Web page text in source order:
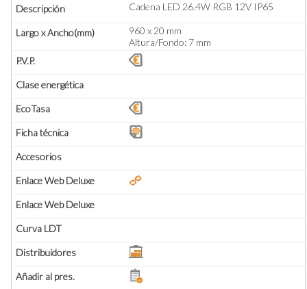
Cadena LED 26.4W RGB 12V IP65
960 x 20 mm
Altura/Fondo: 7 mm